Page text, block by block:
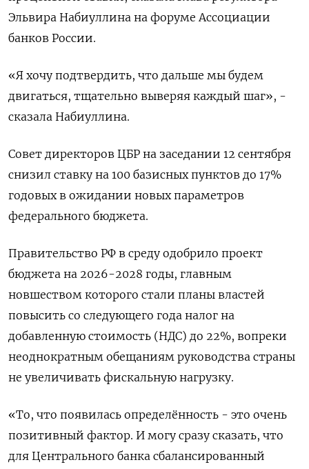
Эльвира Набиуллина на форуме Ассоциации
банков России.
«Я хочу подтвердить, что дальше мы будем
двигаться, тщательно выверяя каждый шаг», -
сказала Набиуллина.
Совет директоров ЦБР на заседании 12 сентября
снизил ставку на 100 базисных пунктов до 17%
годовых в ожидании новых параметров
федерального бюджета.
Правительство РФ в среду одобрило проект
бюджета на 2026-2028 годы, главным
новшеством которого стали планы властей
повысить со следующего года налог на
добавленную стоимость (НДС) до 22%, вопреки
неоднократным обещаниям руководства страны
не увеличивать фискальную нагрузку.
«То, что появилась определённость - это очень
позитивный фактор. И могу сразу сказать, что
для Центрального банка сбалансированный